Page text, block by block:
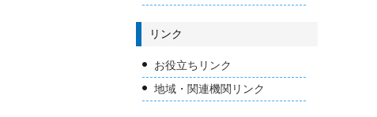
リンク
お役立ちリンク
地域・関連機関リンク